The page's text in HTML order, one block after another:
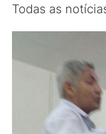
Todas as